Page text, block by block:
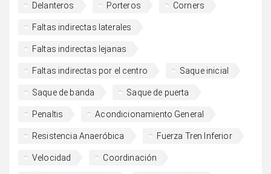
Delanteros Porteros Corners
Faltas indirectas laterales
Faltas indirectas lejanas
Faltas indirectas por el centro Saque inicial
Saque de banda Saque de puerta
Penaltis Acondicionamiento General
Resistencia Anaeróbica Fuerza Tren Inferior
Velocidad Coordinación